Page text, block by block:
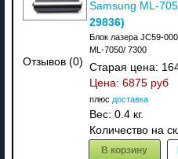
Отзывов (0)
Samsung ML-
29836)
Блок лазера JC59-
ML-7050/ 7300
Старая цена:
Цена: 6875 руб
плюс доставка
Вес: 0.4 кг.
Количество на
В корзину